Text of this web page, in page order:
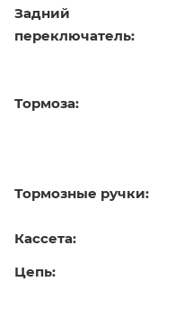
Задний
переключатель:
Тормоза:
Тормозные ручки:
Кассета:
Цепь: